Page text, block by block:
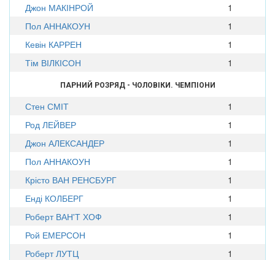
Джон МАКІНРОЙ
1
Пол АННАКОУН
1
Кевін КАРРЕН
1
Тім ВІЛКІСОН
1
ПАРНИЙ РОЗРЯД - ЧОЛОВІКИ. ЧЕМПІОНИ
Стен СМІТ
1
Род ЛЕЙВЕР
1
Джон АЛЕКСАНДЕР
1
Пол АННАКОУН
1
Крісто ВАН РЕНСБУРГ
1
Енді КОЛБЕРГ
1
Роберт ВАН'Т ХОФ
1
Рой ЕМЕРСОН
1
Роберт ЛУТЦ
1